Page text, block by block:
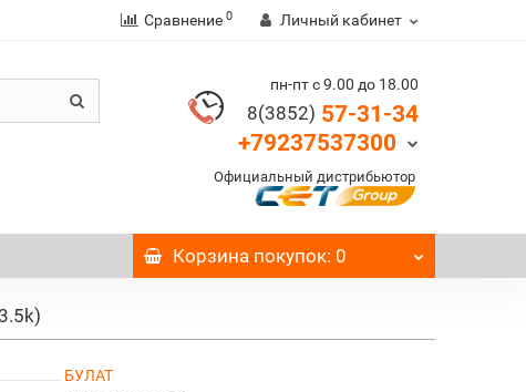
Сравнение 0 Личный кабинет
пн-пт с 9.00 до 18.00
8(3852) 57-31-34
+79237537300
Официальный дистрибьютор
Корзина покупок: 0
БУЛАТ